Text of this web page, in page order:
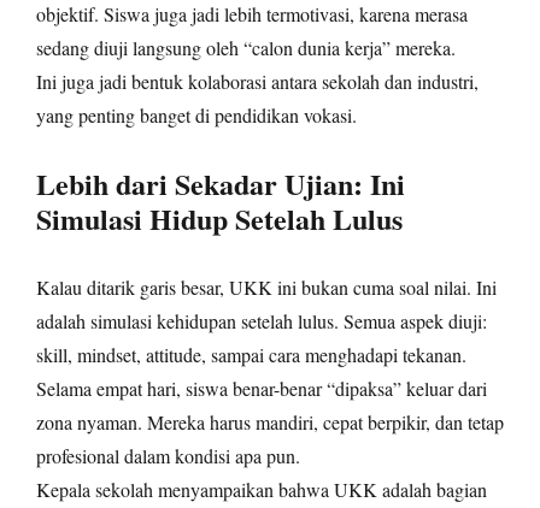
objektif. Siswa juga jadi lebih termotivasi, karena merasa
sedang diuji langsung oleh “calon dunia kerja” mereka.
Ini juga jadi bentuk kolaborasi antara sekolah dan industri,
yang penting banget di pendidikan vokasi.
Lebih dari Sekadar Ujian: Ini
Simulasi Hidup Setelah Lulus
Kalau ditarik garis besar, UKK ini bukan cuma soal nilai. Ini
adalah simulasi kehidupan setelah lulus. Semua aspek diuji:
skill, mindset, attitude, sampai cara menghadapi tekanan.
Selama empat hari, siswa benar-benar “dipaksa” keluar dari
zona nyaman. Mereka harus mandiri, cepat berpikir, dan tetap
profesional dalam kondisi apa pun.
Kepala sekolah menyampaikan bahwa UKK adalah bagian